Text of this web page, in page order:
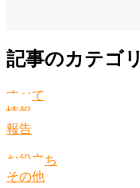
記事のカテゴリ
すべて
情報
報告
お役立ち
その他